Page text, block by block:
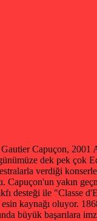
Capuçon,
dek pek
verdiği
Capuçon'un yakın
desteği ile
kaynağı oluyor.
büyük